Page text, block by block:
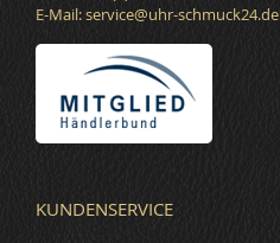
E-Mail:service@uhr-schmuck24.de
KUNDENSERVICE